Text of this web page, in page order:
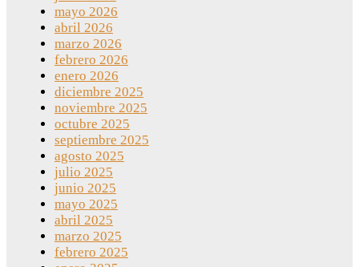
mayo 2026
abril 2026
marzo 2026
febrero 2026
enero 2026
diciembre 2025
noviembre 2025
octubre 2025
septiembre 2025
agosto 2025
julio 2025
junio 2025
mayo 2025
abril 2025
marzo 2025
febrero 2025